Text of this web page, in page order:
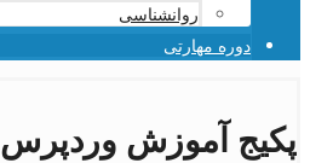
روانشناسی
دوره مهارتی
پکیج آموزش وردپرس